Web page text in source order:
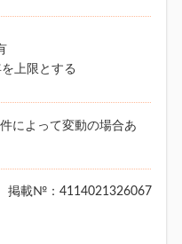
上限とする
によって変動の場合あ
掲載№：4114021326067